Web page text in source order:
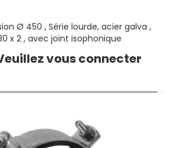
Ø 450 , Série lourde, acier galva ,
x 2 , avec joint isophonique
vous connecter